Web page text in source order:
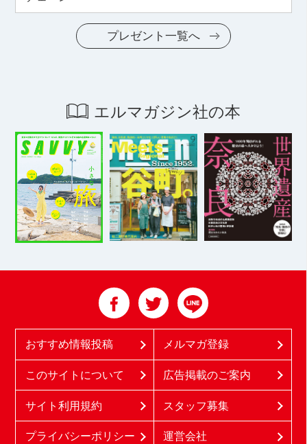
プレゼント一覧へ
エルマガジン社の本
おすすめ情報投稿 メルマガ登録
このサイトについて 広告掲載のご案内
サイト利用規約 スタッフ募集
プライバシーポリシー 運営会社